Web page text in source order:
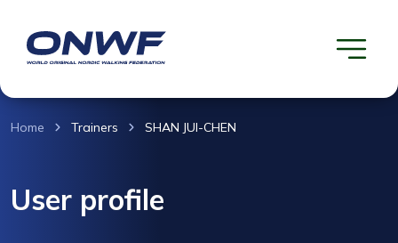
Home Trainers SHAN JUI-CHEN
User profile